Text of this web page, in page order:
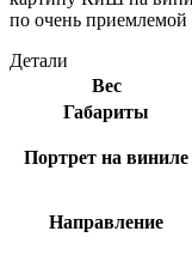
по очень приемлемой
Детали
Вес
Габариты
Портрет на виниле
Направление